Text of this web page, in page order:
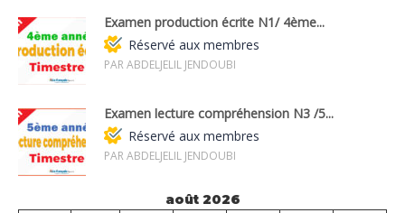
Examen production écrite N1/ 4ème...
Réservé aux membres
PAR ABDELJELIL JENDOUBI
Examen lecture compréhension N3 /5...
Réservé aux membres
PAR ABDELJELIL JENDOUBI
août 2026